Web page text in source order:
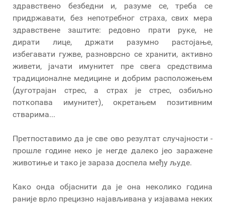
здравствено безбедни и, разуме се, треба се
придржавати, без непотребног страха, свих мера
здравствене заштите: редовно прати руке, не
дирати лице, држати разумно растојање,
избегавати гужве, разноврсно се хранити, активно
живети, јачати имунитет пре свега средствима
традиционалне медицине и добрим расположењем
(дуготрајан стрес, а страх је стрес, озбиљно
поткопава имунитет), окретањем позитивним
стварима...
Претпоставимо да је све ово резултат случајности -
прошле године неко је негде далеко јео заражене
животиње и тако је зараза доспела међу људе.
Како онда објаснити да је она неколико година
раније врло прецизно најављивана у изјавама неких